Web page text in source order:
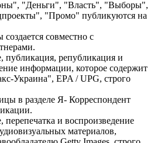
"Деньги", "Власть", "Выборы",
"Промо" публикуются на
совместно с
публикация, републикация и
информации, которое содержит
Украина", EPA / UPG, строго
в разделе Я- Корреспондент
и воспроизведение
материалов,